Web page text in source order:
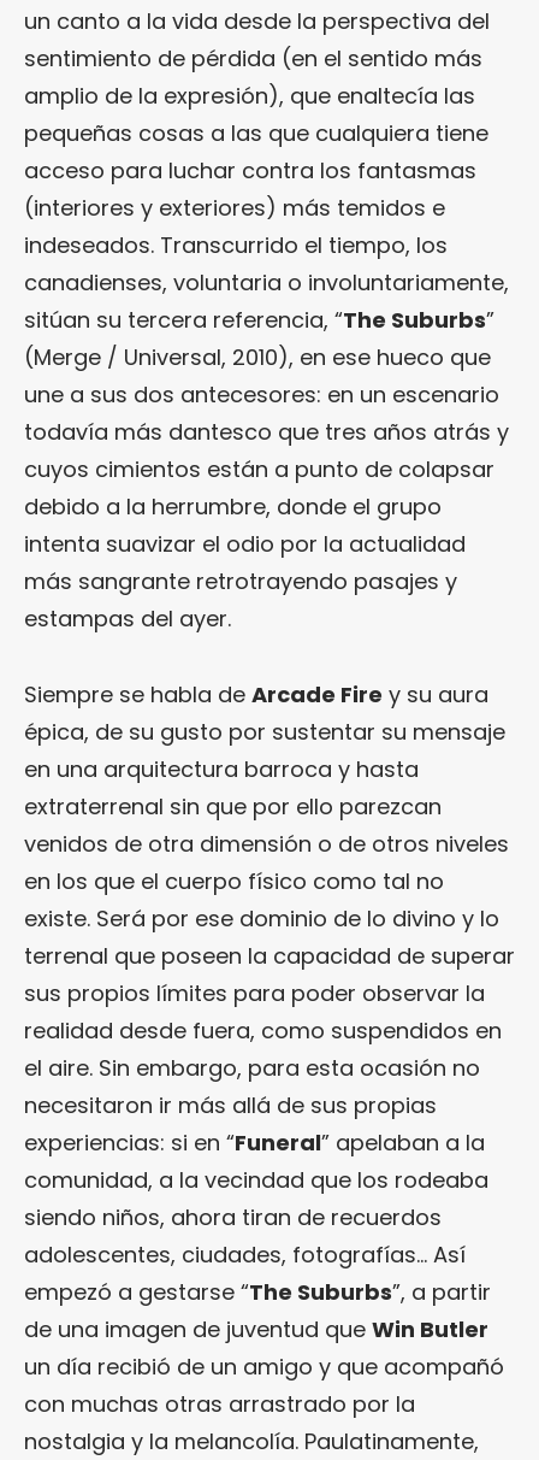
un canto a la vida desde la perspectiva del
sentimiento de pérdida (en el sentido más
amplio de la expresión), que enaltecía las
pequeñas cosas a las que cualquiera tiene
acceso para luchar contra los fantasmas
(interiores y exteriores) más temidos e
indeseados. Transcurrido el tiempo, los
canadienses, voluntaria o involuntariamente,
sitúan su tercera referencia, “The Suburbs”
(Merge / Universal, 2010), en ese hueco que
une a sus dos antecesores: en un escenario
todavía más dantesco que tres años atrás y
cuyos cimientos están a punto de colapsar
debido a la herrumbre, donde el grupo
intenta suavizar el odio por la actualidad
más sangrante retrotrayendo pasajes y
estampas del ayer.
Siempre se habla de Arcade Fire y su aura
épica, de su gusto por sustentar su mensaje
en una arquitectura barroca y hasta
extraterrenal sin que por ello parezcan
venidos de otra dimensión o de otros niveles
en los que el cuerpo físico como tal no
existe. Será por ese dominio de lo divino y lo
terrenal que poseen la capacidad de superar
sus propios límites para poder observar la
realidad desde fuera, como suspendidos en
el aire. Sin embargo, para esta ocasión no
necesitaron ir más allá de sus propias
experiencias: si en “Funeral” apelaban a la
comunidad, a la vecindad que los rodeaba
siendo niños, ahora tiran de recuerdos
adolescentes, ciudades, fotografías… Así
empezó a gestarse “The Suburbs”, a partir
de una imagen de juventud que Win Butler
un día recibió de un amigo y que acompañó
con muchas otras arrastrado por la
nostalgia y la melancolía. Paulatinamente,